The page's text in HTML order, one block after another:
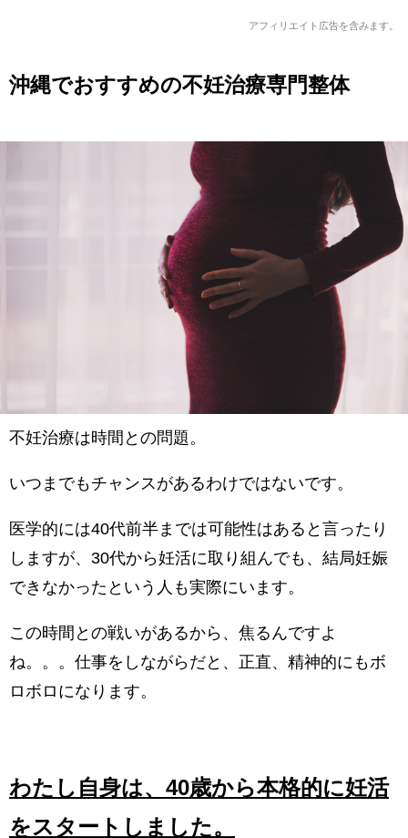
アフィリエイト広告を含みます。
沖縄でおすすめの不妊治療専門整体
不妊治療は時間との問題。
いつまでもチャンスがあるわけではないです。
医学的には40代前半までは可能性はあると言ったり
しますが、30代から妊活に取り組んでも、結局妊娠
できなかったという人も実際にいます。
この時間との戦いがあるから、焦るんですよ
ね。。。仕事をしながらだと、正直、精神的にもボ
ロボロになります。
わたし自身は、40歳から本格的に妊活
をスタートしました。